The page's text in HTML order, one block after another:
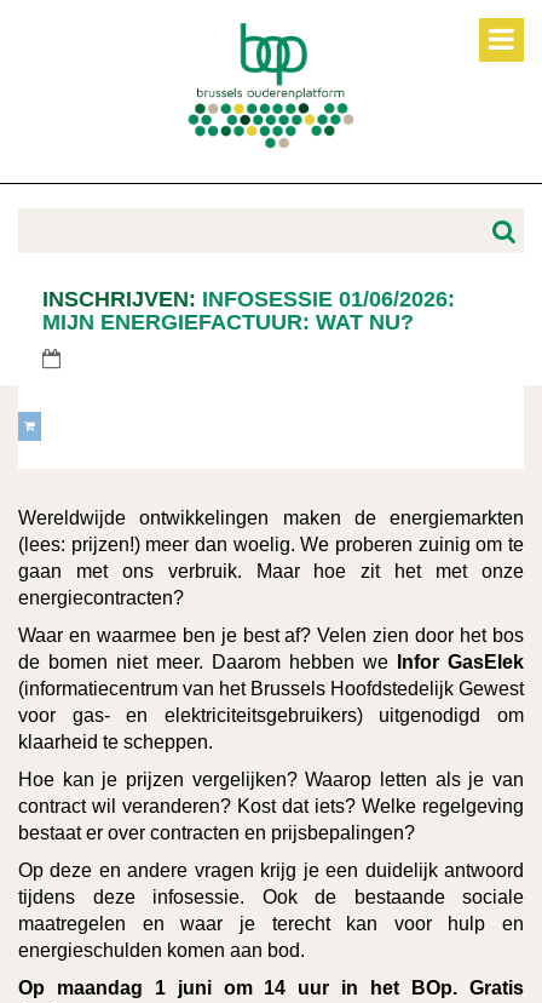
INSCHRIJVEN: INFOSESSIE 01/06/2026:
MIJN ENERGIEFACTUUR: WAT NU?
Wereldwijde ontwikkelingen maken de energiemarkten
(lees: prijzen!) meer dan woelig. We proberen zuinig om te
gaan met ons verbruik. Maar hoe zit het met onze
energiecontracten?
Waar en waarmee ben je best af? Velen zien door het bos
de bomen niet meer. Daarom hebben we
Infor GasElek
(informatiecentrum van het Brussels Hoofdstedelijk Gewest
voor gas- en elektriciteitsgebruikers) uitgenodigd om
klaarheid te scheppen.
Hoe kan je prijzen vergelijken? Waarop letten als je van
contract wil veranderen? Kost dat iets? Welke regelgeving
bestaat er over contracten en prijsbepalingen?
Op deze en andere vragen krijg je een duidelijk antwoord
tijdens deze infosessie. Ook de bestaande sociale
maatregelen en waar je terecht kan voor hulp en
energieschulden komen aan bod.
Op maandag 1 juni om 14 uur in het BOp. Gratis